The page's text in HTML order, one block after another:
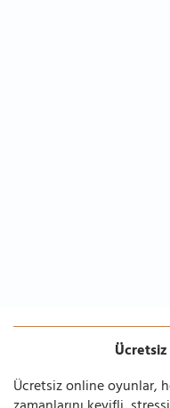
Ücretsiz online oyunlar,